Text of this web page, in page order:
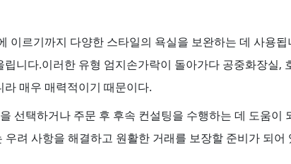
이르기까지 다양한 스타일의 욕실을 보완하는 데 사용
니다.이러한 유형 엄지손가락이 돌아가다 공중화장실,
매우 매력적이기 때문이다.
선택하거나 주문 후 후속 컨설팅을 수행하는 데 도움이
려 사항을 해결하고 원활한 거래를 보장할 준비가 되어